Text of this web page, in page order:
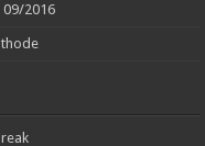
09/2016